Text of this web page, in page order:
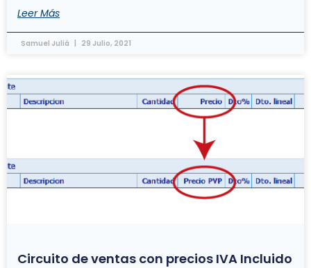
Leer Más
Samuel Juliá 29 Julio, 2021
Circuito de ventas con precios IVA Incluido